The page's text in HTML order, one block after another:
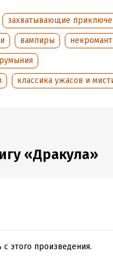
захватывающие
вампиры
румыния
классика ужасов и
«Дракула»
этого произведения.